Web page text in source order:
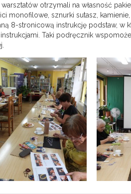
otrzymali na własność
monofilowe, sznurki sutasz,
8-stronicową instrukcję podstaw,
Taki podręcznik